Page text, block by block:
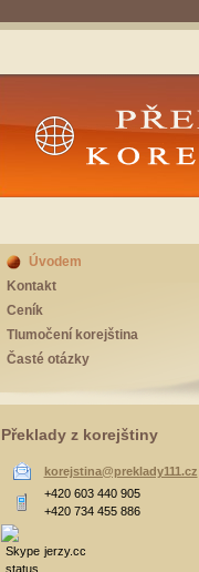
Překlady
Úvodem
Kontakt
Ceník
Tlumočení korejština
Časté otázky
Překlady z korejštiny
korejstina@preklady111.cz
+420 603 440 905
+420 734 455 886
jerzy.cc